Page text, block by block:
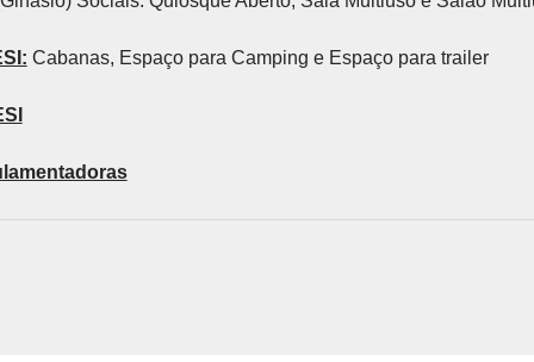
Cabanas, Espaço para Camping e Espaço para trailer